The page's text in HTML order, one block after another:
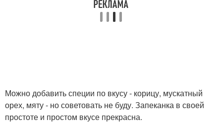
Можно добавить специи по вкусу - корицу, мускатный
орех, мяту - но советовать не буду. Запеканка в своей
простоте и простом вкусе прекрасна.